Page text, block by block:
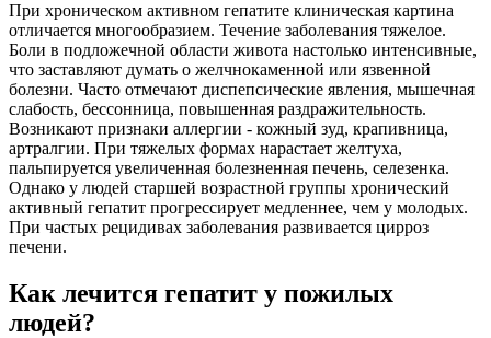
При хроническом активном гепатите клиническая картина
отличается многообразием. Течение заболевания тяжелое.
Боли в подложечной области живота настолько интенсивные,
что заставляют думать о желчнокаменной или язвенной
болезни. Часто отмечают диспепсические явления, мышечная
слабость, бессонница, повышенная раздражительность.
Возникают признаки аллергии - кожный зуд, крапивница,
артралгии. При тяжелых формах нарастает желтуха,
пальпируется увеличенная болезненная печень, селезенка.
Однако у людей старшей возрастной группы хронический
активный гепатит прогрессирует медленнее, чем у молодых.
При частых рецидивах заболевания развивается цирроз
печени.
Как лечится гепатит у пожилых
людей?